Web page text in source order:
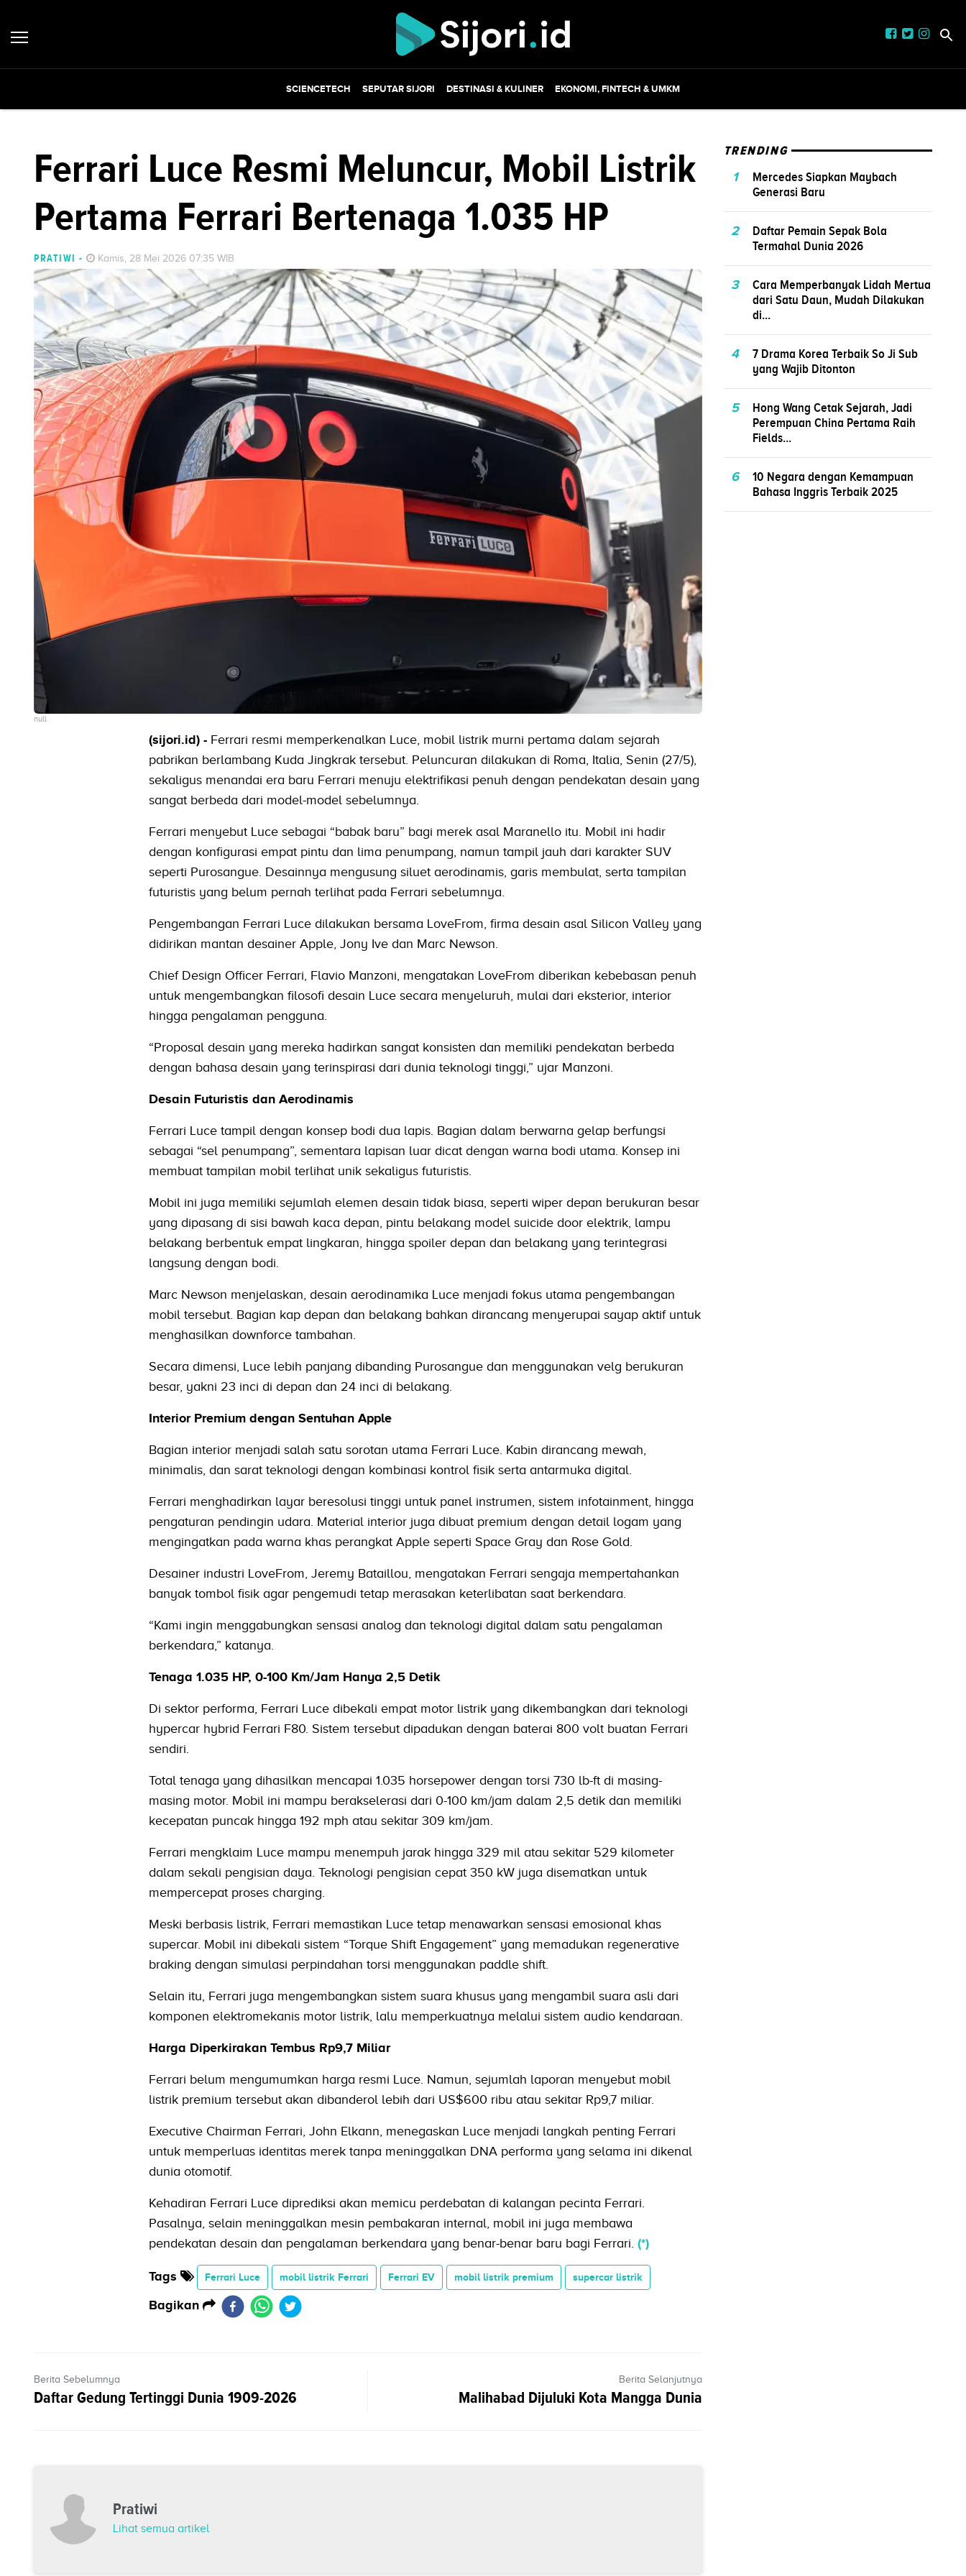
SCIENCETECH SEPUTAR SIJORI DESTINASI & KULINER EKONOMI, FINTECH & UMKM
Ferrari Luce Resmi Meluncur, Mobil Listrik
Pertama Ferrari Bertenaga 1.035 HP
PRATIWI - Kamis, 28 Mei 2026 07:35 WIB
null
(sijori.id) - Ferrari resmi memperkenalkan Luce, mobil listrik murni pertama dalam sejarah
pabrikan berlambang Kuda Jingkrak tersebut. Peluncuran dilakukan di Roma, Italia, Senin (27/5),
sekaligus menandai era baru Ferrari menuju elektrifikasi penuh dengan pendekatan desain yang
sangat berbeda dari model-model sebelumnya.
Ferrari menyebut Luce sebagai “babak baru” bagi merek asal Maranello itu. Mobil ini hadir
dengan konfigurasi empat pintu dan lima penumpang, namun tampil jauh dari karakter SUV
seperti Purosangue. Desainnya mengusung siluet aerodinamis, garis membulat, serta tampilan
futuristis yang belum pernah terlihat pada Ferrari sebelumnya.
Pengembangan Ferrari Luce dilakukan bersama LoveFrom, firma desain asal Silicon Valley yang
didirikan mantan desainer Apple, Jony Ive dan Marc Newson.
Chief Design Officer Ferrari, Flavio Manzoni, mengatakan LoveFrom diberikan kebebasan penuh
untuk mengembangkan filosofi desain Luce secara menyeluruh, mulai dari eksterior, interior
hingga pengalaman pengguna.
“Proposal desain yang mereka hadirkan sangat konsisten dan memiliki pendekatan berbeda
dengan bahasa desain yang terinspirasi dari dunia teknologi tinggi,” ujar Manzoni.
Desain Futuristis dan Aerodinamis
Ferrari Luce tampil dengan konsep bodi dua lapis. Bagian dalam berwarna gelap berfungsi
sebagai “sel penumpang”, sementara lapisan luar dicat dengan warna bodi utama. Konsep ini
membuat tampilan mobil terlihat unik sekaligus futuristis.
Mobil ini juga memiliki sejumlah elemen desain tidak biasa, seperti wiper depan berukuran besar
yang dipasang di sisi bawah kaca depan, pintu belakang model suicide door elektrik, lampu
belakang berbentuk empat lingkaran, hingga spoiler depan dan belakang yang terintegrasi
langsung dengan bodi.
Marc Newson menjelaskan, desain aerodinamika Luce menjadi fokus utama pengembangan
mobil tersebut. Bagian kap depan dan belakang bahkan dirancang menyerupai sayap aktif untuk
menghasilkan downforce tambahan.
Secara dimensi, Luce lebih panjang dibanding Purosangue dan menggunakan velg berukuran
besar, yakni 23 inci di depan dan 24 inci di belakang.
Interior Premium dengan Sentuhan Apple
Bagian interior menjadi salah satu sorotan utama Ferrari Luce. Kabin dirancang mewah,
minimalis, dan sarat teknologi dengan kombinasi kontrol fisik serta antarmuka digital.
Ferrari menghadirkan layar beresolusi tinggi untuk panel instrumen, sistem infotainment, hingga
pengaturan pendingin udara. Material interior juga dibuat premium dengan detail logam yang
mengingatkan pada warna khas perangkat Apple seperti Space Gray dan Rose Gold.
Desainer industri LoveFrom, Jeremy Bataillou, mengatakan Ferrari sengaja mempertahankan
banyak tombol fisik agar pengemudi tetap merasakan keterlibatan saat berkendara.
“Kami ingin menggabungkan sensasi analog dan teknologi digital dalam satu pengalaman
berkendara,” katanya.
Tenaga 1.035 HP, 0-100 Km/Jam Hanya 2,5 Detik
Di sektor performa, Ferrari Luce dibekali empat motor listrik yang dikembangkan dari teknologi
hypercar hybrid Ferrari F80. Sistem tersebut dipadukan dengan baterai 800 volt buatan Ferrari
sendiri.
Total tenaga yang dihasilkan mencapai 1.035 horsepower dengan torsi 730 lb-ft di masing-
masing motor. Mobil ini mampu berakselerasi dari 0-100 km/jam dalam 2,5 detik dan memiliki
kecepatan puncak hingga 192 mph atau sekitar 309 km/jam.
Ferrari mengklaim Luce mampu menempuh jarak hingga 329 mil atau sekitar 529 kilometer
dalam sekali pengisian daya. Teknologi pengisian cepat 350 kW juga disematkan untuk
mempercepat proses charging.
Meski berbasis listrik, Ferrari memastikan Luce tetap menawarkan sensasi emosional khas
supercar. Mobil ini dibekali sistem “Torque Shift Engagement” yang memadukan regenerative
braking dengan simulasi perpindahan torsi menggunakan paddle shift.
Selain itu, Ferrari juga mengembangkan sistem suara khusus yang mengambil suara asli dari
komponen elektromekanis motor listrik, lalu memperkuatnya melalui sistem audio kendaraan.
Harga Diperkirakan Tembus Rp9,7 Miliar
Ferrari belum mengumumkan harga resmi Luce. Namun, sejumlah laporan menyebut mobil
listrik premium tersebut akan dibanderol lebih dari US$600 ribu atau sekitar Rp9,7 miliar.
Executive Chairman Ferrari, John Elkann, menegaskan Luce menjadi langkah penting Ferrari
untuk memperluas identitas merek tanpa meninggalkan DNA performa yang selama ini dikenal
dunia otomotif.
Kehadiran Ferrari Luce diprediksi akan memicu perdebatan di kalangan pecinta Ferrari.
Pasalnya, selain meninggalkan mesin pembakaran internal, mobil ini juga membawa
pendekatan desain dan pengalaman berkendara yang benar-benar baru bagi Ferrari. (*)
Tags Ferrari Luce mobil listrik Ferrari Ferrari EV mobil listrik premium supercar listrik
Bagikan
Berita Sebelumnya
Daftar Gedung Tertinggi Dunia 1909-2026
Berita Selanjutnya
Malihabad Dijuluki Kota Mangga Dunia
Pratiwi
Lihat semua artikel
TRENDING
1
Mercedes Siapkan Maybach
Generasi Baru
2
Daftar Pemain Sepak Bola
Termahal Dunia 2026
3
Cara Memperbanyak Lidah Mertua
dari Satu Daun, Mudah Dilakukan
di...
4
7 Drama Korea Terbaik So Ji Sub
yang Wajib Ditonton
5
Hong Wang Cetak Sejarah, Jadi
Perempuan China Pertama Raih
Fields...
6
10 Negara dengan Kemampuan
Bahasa Inggris Terbaik 2025